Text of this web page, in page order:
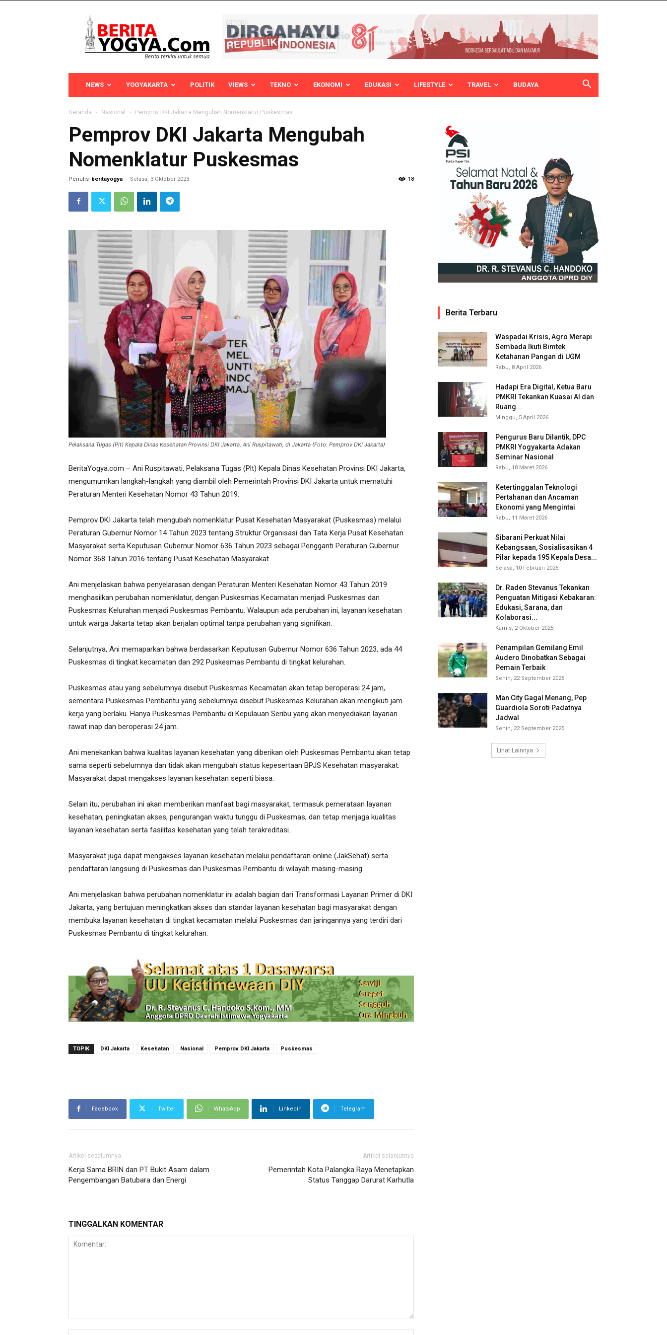
Yogya
NEWS YOGYAKARTA POLITIK VIEWS TEKNO EKONOMI EDUKASI LIFESTYLE TRAVEL BUDAYA
Beranda Nasional Pemprov DKI Jakarta Mengubah Nomenklatur Puskesmas
Pemprov DKI Jakarta Mengubah
Nomenklatur Puskesmas
Penulis beritayogya - Selasa, 3 Oktober 2023 18
Pelaksana Tugas (Plt) Kepala Dinas Kesehatan Provinsi DKI Jakarta, Ani Ruspitawati, di Jakarta (Foto: Pemprov DKI Jakarta)
BeritaYogya.com – Ani Ruspitawati, Pelaksana Tugas (Plt) Kepala Dinas Kesehatan Provinsi DKI Jakarta,
mengumumkan langkah-langkah yang diambil oleh Pemerintah Provinsi DKI Jakarta untuk mematuhi
Peraturan Menteri Kesehatan Nomor 43 Tahun 2019.
Pemprov DKI Jakarta telah mengubah nomenklatur Pusat Kesehatan Masyarakat (Puskesmas) melalui
Peraturan Gubernur Nomor 14 Tahun 2023 tentang Struktur Organisasi dan Tata Kerja Pusat Kesehatan
Masyarakat serta Keputusan Gubernur Nomor 636 Tahun 2023 sebagai Pengganti Peraturan Gubernur
Nomor 368 Tahun 2016 tentang Pusat Kesehatan Masyarakat.
Ani menjelaskan bahwa penyelarasan dengan Peraturan Menteri Kesehatan Nomor 43 Tahun 2019
menghasilkan perubahan nomenklatur, dengan Puskesmas Kecamatan menjadi Puskesmas dan
Puskesmas Kelurahan menjadi Puskesmas Pembantu. Walaupun ada perubahan ini, layanan kesehatan
untuk warga Jakarta tetap akan berjalan optimal tanpa perubahan yang signifikan.
Selanjutnya, Ani memaparkan bahwa berdasarkan Keputusan Gubernur Nomor 636 Tahun 2023, ada 44
Puskesmas di tingkat kecamatan dan 292 Puskesmas Pembantu di tingkat kelurahan.
Puskesmas atau yang sebelumnya disebut Puskesmas Kecamatan akan tetap beroperasi 24 jam,
sementara Puskesmas Pembantu yang sebelumnya disebut Puskesmas Kelurahan akan mengikuti jam
kerja yang berlaku. Hanya Puskesmas Pembantu di Kepulauan Seribu yang akan menyediakan layanan
rawat inap dan beroperasi 24 jam.
Ani menekankan bahwa kualitas layanan kesehatan yang diberikan oleh Puskesmas Pembantu akan tetap
sama seperti sebelumnya dan tidak akan mengubah status kepesertaan BPJS Kesehatan masyarakat.
Masyarakat dapat mengakses layanan kesehatan seperti biasa.
Selain itu, perubahan ini akan memberikan manfaat bagi masyarakat, termasuk pemerataan layanan
kesehatan, peningkatan akses, pengurangan waktu tunggu di Puskesmas, dan tetap menjaga kualitas
layanan kesehatan serta fasilitas kesehatan yang telah terakreditasi.
Masyarakat juga dapat mengakses layanan kesehatan melalui pendaftaran online (JakSehat) serta
pendaftaran langsung di Puskesmas dan Puskesmas Pembantu di wilayah masing-masing.
Ani menjelaskan bahwa perubahan nomenklatur ini adalah bagian dari Transformasi Layanan Primer di DKI
Jakarta, yang bertujuan meningkatkan akses dan standar layanan kesehatan bagi masyarakat dengan
membuka layanan kesehatan di tingkat kecamatan melalui Puskesmas dan jaringannya yang terdiri dari
Puskesmas Pembantu di tingkat kelurahan.
TOPIK DKI Jakarta Kesehatan Nasional Pemprov DKI Jakarta Puskesmas
Facebook Twitter WhatsApp Linkedin Telegram
Artikel sebelumnya
Kerja Sama BRIN dan PT Bukit Asam dalam
Pengembangan Batubara dan Energi
Artikel selanjutnya
Pemerintah Kota Palangka Raya Menetapkan
Status Tanggap Darurat Karhutla
TINGGALKAN KOMENTAR
Berita Terbaru
Waspadai Krisis, Agro Merapi
Sembada Ikuti Bimtek
Ketahanan Pangan di UGM
Rabu, 8 April 2026
Hadapi Era Digital, Ketua Baru
PMKRI Tekankan Kuasai AI dan
Ruang...
Minggu, 5 April 2026
Pengurus Baru Dilantik, DPC
PMKRI Yogyakarta Adakan
Seminar Nasional
Rabu, 18 Maret 2026
Ketertinggalan Teknologi
Pertahanan dan Ancaman
Ekonomi yang Mengintai
Rabu, 11 Maret 2026
Sibarani Perkuat Nilai
Kebangsaan, Sosialisasikan 4
Pilar kepada 195 Kepala Desa...
Selasa, 10 Februari 2026
Dr. Raden Stevanus Tekankan
Penguatan Mitigasi Kebakaran:
Edukasi, Sarana, dan
Kolaborasi...
Kamis, 2 Oktober 2025
Penampilan Gemilang Emil
Audero Dinobatkan Sebagai
Pemain Terbaik
Senin, 22 September 2025
Man City Gagal Menang, Pep
Guardiola Soroti Padatnya
Jadwal
Senin, 22 September 2025
Lihat Lainnya